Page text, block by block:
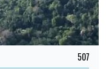
507